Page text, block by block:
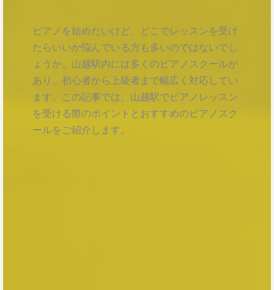
ピアノを始めたいけど、どこでレッスンを受け
たらいいか悩んでいる方も多いのではないでし
ょうか。山越駅内には多くのピアノスクールが
あり、初心者から上級者まで幅広く対応してい
ます。この記事では、山越駅でピアノレッスン
を受ける際のポイントとおすすめのピアノスク
ールをご紹介します。